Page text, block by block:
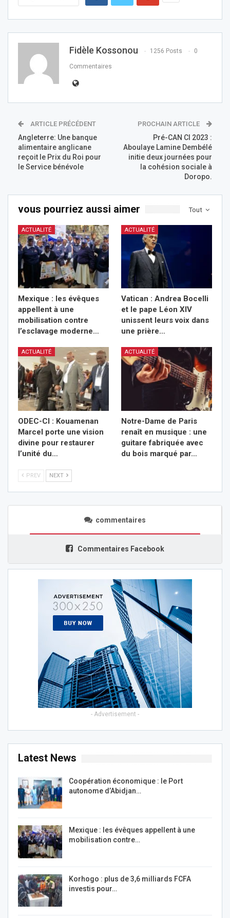
Fidèle Kossonou 1256 Posts 0
Commentaires
ARTICLE PRÉCÉDENT
Angleterre: Une banque
alimentaire anglicane
reçoit le Prix du Roi pour
le Service bénévole
PROCHAIN ARTICLE
Pré-CAN CI 2023 :
Aboulaye Lamine Dembélé
initie deux journées pour
la cohésion sociale à
Doropo.
Tout
vous pourriez aussi aimer
ACTUALITÉ
Mexique : les évêques
appellent à une
mobilisation contre
l’esclavage moderne…
ACTUALITÉ
Vatican : Andrea Bocelli
et le pape Léon XIV
unissent leurs voix dans
une prière…
ACTUALITÉ
ODEC-CI : Kouamenan
Marcel porte une vision
divine pour restaurer
l’unité du…
ACTUALITÉ
Notre-Dame de Paris
renaît en musique : une
guitare fabriquée avec
du bois marqué par…
PREV NEXT
commentaires
Commentaires Facebook
- Advertisement -
Latest News
Coopération économique : le Port
autonome d’Abidjan…
Mexique : les évêques appellent à une
mobilisation contre…
Korhogo : plus de 3,6 milliards FCFA
investis pour…